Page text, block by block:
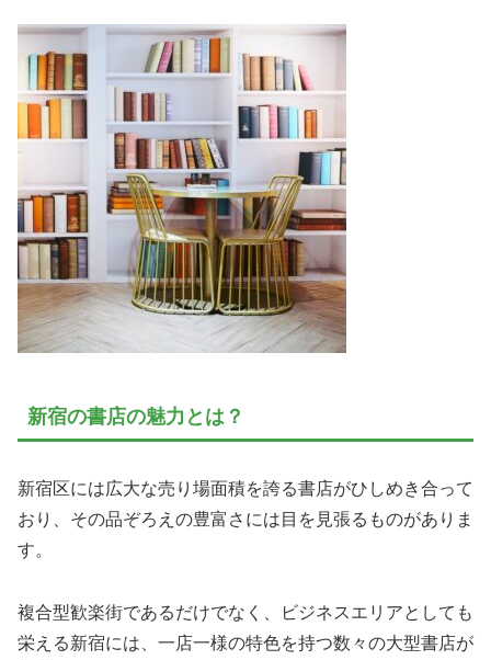
新宿の書店の魅力とは？
新宿区には広大な売り場面積を誇る書店がひしめき合って
おり、その品ぞろえの豊富さには目を見張るものがありま
す。
複合型歓楽街であるだけでなく、ビジネスエリアとしても
栄える新宿には、一店一様の特色を持つ数々の大型書店が